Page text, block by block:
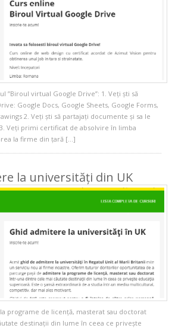
”Biroul virtual Google Drive”: 1. Veți ști să
Google Docs, Google Sheets, Google Forms,
2. Veți ști să partajați documente și sa le
Veți primi certificat de absolvire în limba
la firme din țară […]
la universități din UK
programe de licență, masterat sau doctorat
destinații din lume în ceea ce privește